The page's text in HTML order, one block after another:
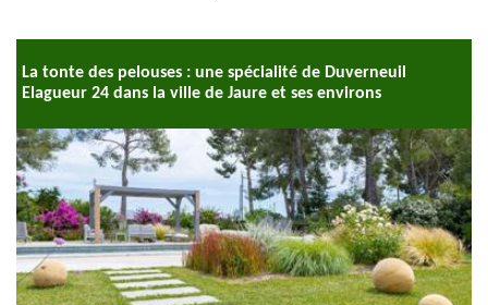
La tonte des pelouses : une spécialité de Duverneuil
Elagueur 24 dans la ville de Jaure et ses environs